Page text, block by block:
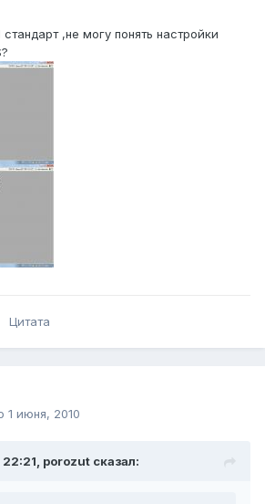
,не могу понять настройки
Цитата
1 июня, 2010
porozut сказал: